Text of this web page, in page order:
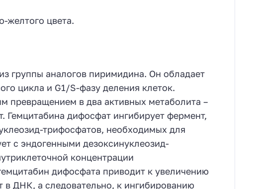
желтого цвета.
группы аналогов пиримидина. Он обладает
цикла и G1/S-фазу деления клеток.
превращением в два активных метаболита –
Гемцитабина дифосфат ингибирует фермент,
трифосфатов, необходимых для
с эндогенными дезоксинуклеозид-
концентрации
дифосфата приводит к увеличению
в ДНК, а следовательно, к ингибированию